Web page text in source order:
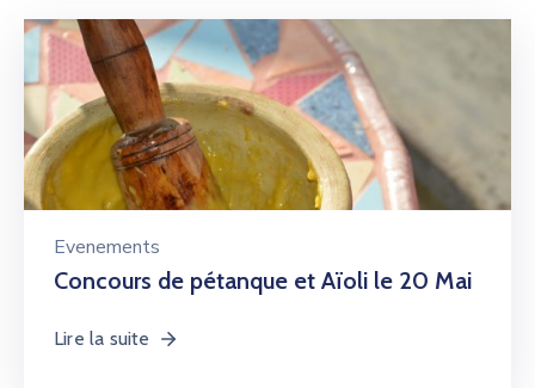
Evenements
Concours de pétanque et Aïoli le 20 Mai
Lire la suite